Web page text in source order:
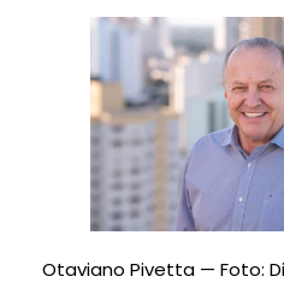
Otaviano Pivetta — Foto: